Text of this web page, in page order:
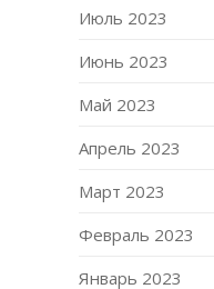
Июль 2023
Июнь 2023
Май 2023
Апрель 2023
Март 2023
Февраль 2023
Январь 2023